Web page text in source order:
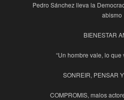
Pedro Sánchez lleva la
abismo
BIENESTAR
“Un hombre vale, lo que
SONREIR, PENSAR
COMPROMIS, malos